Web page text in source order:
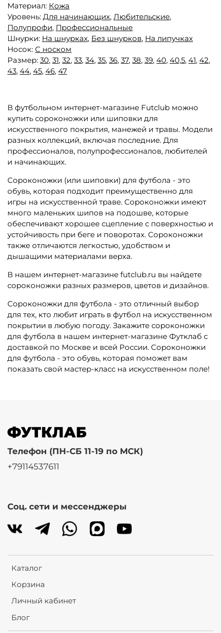
Материал: Кожа
Уровень: Для начинающих, Любительские,
Полупрофи, Профессиональные
Шнурки: На шнурках, Без шнурков, На липучках
Носок: С носком
Размер: 30, 31, 32, 33, 34, 35, 36, 37, 38, 39, 40, 40,5, 41, 42,
43, 44, 45, 46, 47
В футбольном интернет-магазине Futclub можно
купить сороконожки или шиповки для
искусственного покрытия, манежей и травы. Модели
разных коллекций, включая последние. Для
профессионалов, полупрофессионалов, любителей
и начинающих.
Сороконожки (или шиповки) для футбола - это
обувь, которая подходит преимущественно для
игры на искусственной траве. Сороконожки имеют
много маленьких шипов на подошве, которые
обеспечивают хорошее сцепление с поверхностью и
устойчивость при беге и поворотах. Сороконожки
также отличаются легкостью, удобством и
дышащими материалами верха.
В нашем интернет-магазине futclub.ru вы найдете
сороконожки разных размеров, цветов и дизайнов.
Сороконожки для футбола - это отличный выбор
для тех, кто любит играть в футбол на искусственном
покрытии в любую погоду. Закажите сороконожки
для футбола в нашем интернет-магазине Футклаб с
доставкой по Москве и всей России. Сороконожки
для футбола - это обувь, которая поможет вам
показать свой мастер-класс на искусственном поле!
Каталог
Корзина
Личный кабинет
Блог
Телефон (ПН-СБ 11-19 по МСК)
+79114537611
Соц. сети и мессенджеры